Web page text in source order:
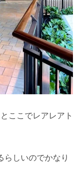
ここでレアレアト
らしいのでかなり